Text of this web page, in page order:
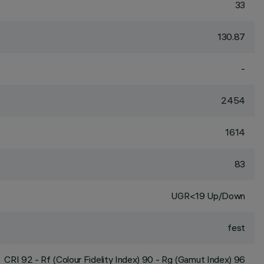
33
130.87
-
2454
1614
83
UGR<19 Up/Down
fest
CRI 92 - Rf (Colour Fidelity Index) 90 - Rg (Gamut Index) 96